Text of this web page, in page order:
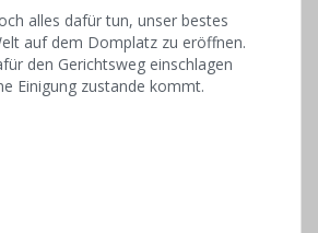
alles dafür tun, unser bestes
auf dem Domplatz zu eröffnen.
den Gerichtsweg einschlagen
Einigung zustande kommt.